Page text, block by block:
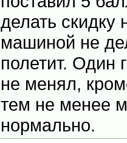
делать скидку
машиной не
полетит. Один
не менял,
тем не менее
нормально.